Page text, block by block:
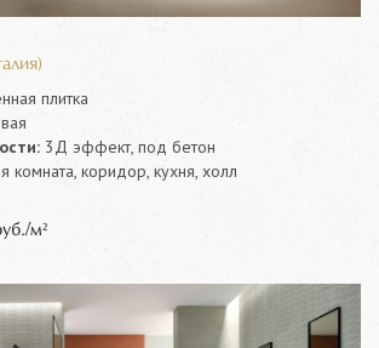
плитка
3Д эффект, под бетон
комната, коридор, кухня, холл
м²